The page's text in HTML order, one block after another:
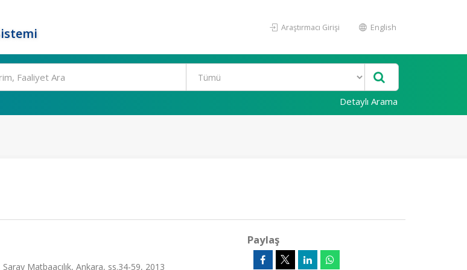
Araştırmacı Girişi English
Detaylı Arama
Matbaacılık, Ankara, ss.34-59, 2013
Paylaş